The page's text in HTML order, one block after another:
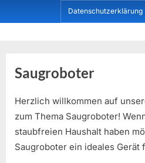
to
Datenschutzerklärung
Saugroboter
Herzlich willkommen auf
zum Thema Saugroboter!
staubfreien Haushalt haben
Saugroboter ein ideales Gerät